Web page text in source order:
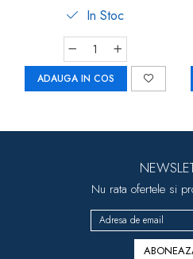
In Stoc
ADAUGA IN COS
Nu rata ofertele si